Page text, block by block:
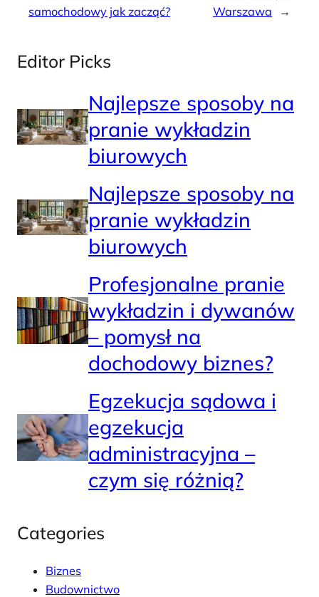
samochodowy jak zacząć?
Warszawa
→
Editor Picks
Najlepsze sposoby na
pranie wykładzin
biurowych
Najlepsze sposoby na
pranie wykładzin
biurowych
Profesjonalne pranie
wykładzin i dywanów
– pomysł na
dochodowy biznes?
Egzekucja sądowa i
egzekucja
administracyjna –
czym się różnią?
Categories
Biznes
Budownictwo